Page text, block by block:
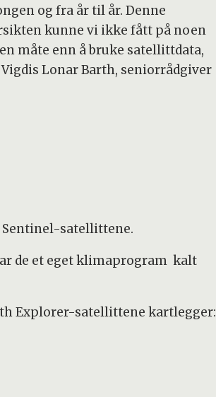
og fra år til år. Denne
kunne vi ikke fått på noen
måte enn å bruke satellittdata,
Lonar Barth, seniorrådgiver
Sentinel-satellittene.
de et eget klimaprogram kalt
Explorer-satellittene kartlegger: